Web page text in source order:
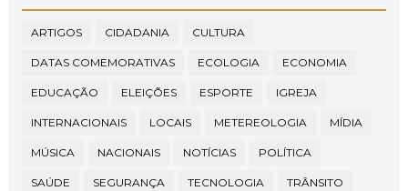
ARTIGOS CIDADANIA CULTURA
DATAS COMEMORATIVAS ECOLOGIA ECONOMIA
EDUCAÇÃO ELEIÇÕES ESPORTE IGREJA
INTERNACIONAIS LOCAIS METEREOLOGIA MÍDIA
MÚSICA NACIONAIS NOTÍCIAS POLÍTICA
SAÚDE SEGURANÇA TECNOLOGIA TRÂNSITO